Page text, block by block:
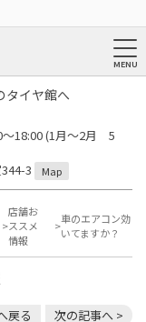
タイヤ館へ
18:00 (1月〜2月 5
3
Map
店舗お
ススメ
情報
車のエアコン効
いてますか？
戻る 次の記事へ >